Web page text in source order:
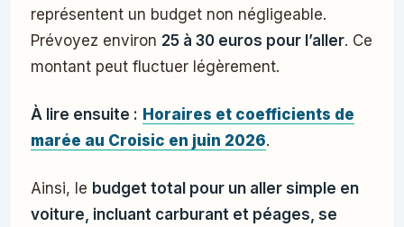
représentent un budget non négligeable.
Prévoyez environ 25 à 30 euros pour l’aller. Ce
montant peut fluctuer légèrement.
À lire ensuite : Horaires et coefficients de
marée au Croisic en juin 2026.
Ainsi, le budget total pour un aller simple en
voiture, incluant carburant et péages, se